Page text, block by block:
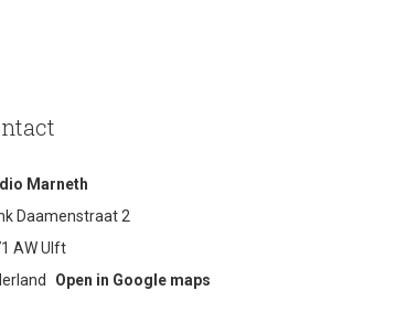
Marneth
Daamenstraat 2
AW Ulft
Open in Google maps